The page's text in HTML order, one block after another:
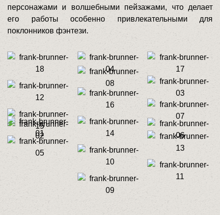
персонажами и волшебными пейзажами, что делает
его работы особенно привлекательными для
поклонников фэнтези.